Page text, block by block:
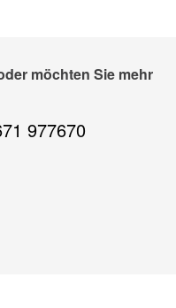
möchten Sie mehr
977670